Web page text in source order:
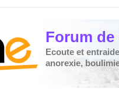
Forum
Ecoute et
anorexie,